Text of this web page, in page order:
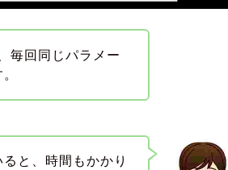
毎回同じパラメー
と、時間もかかり